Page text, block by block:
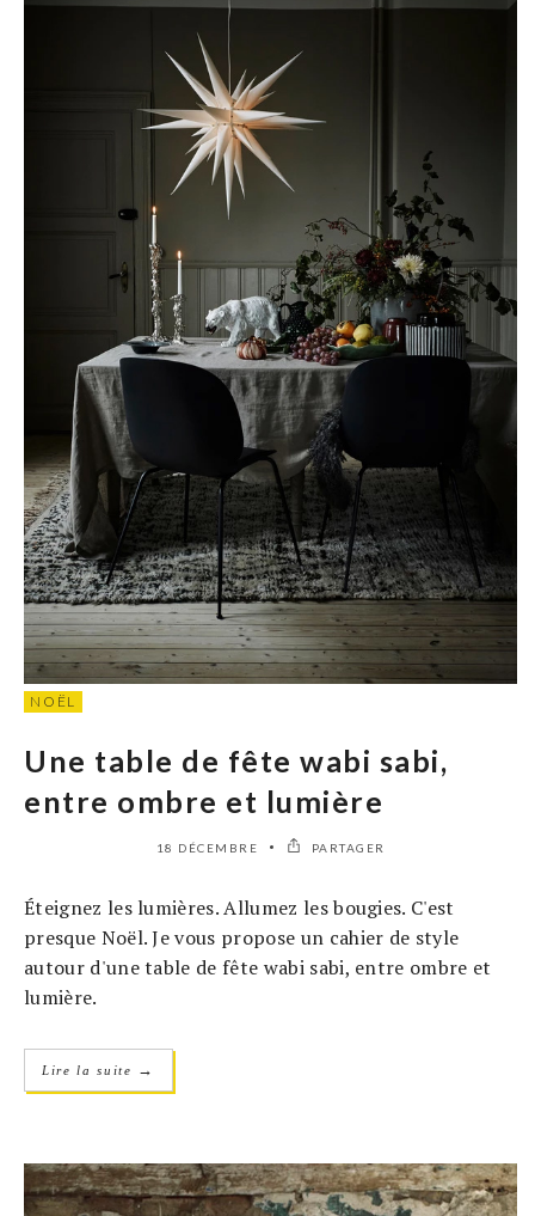
NOËL
Une table de fête wabi sabi,
entre ombre et lumière
18 DÉCEMBRE PARTAGER
Éteignez les lumières. Allumez les bougies. C'est
presque Noël. Je vous propose un cahier de style
autour d'une table de fête wabi sabi, entre ombre et
lumière.
Lire la suite →